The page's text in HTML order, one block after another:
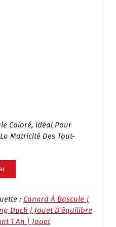
Coloré, Idéal Pour
Motricité Des Tout-
: Canard À Bascule |
Duck | Jouet D’équilibre
1 An | Jouet